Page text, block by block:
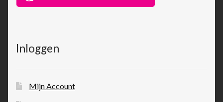
Inloggen
Mijn Account